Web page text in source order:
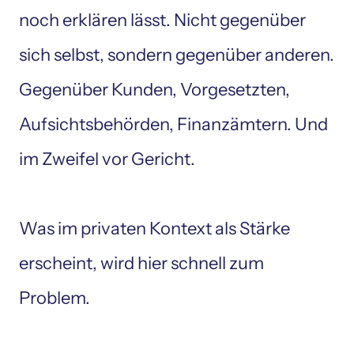
noch erklären lässt. Nicht gegenüber
sich selbst, sondern gegenüber anderen.
Gegenüber Kunden, Vorgesetzten,
Aufsichtsbehörden, Finanzämtern. Und
im Zweifel vor Gericht.
Was im privaten Kontext als Stärke
erscheint, wird hier schnell zum
Problem.